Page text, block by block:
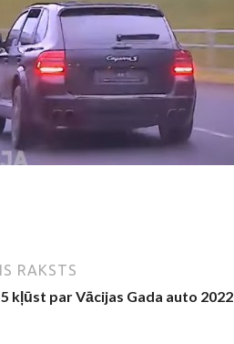
RAKSTS
kļūst par Vācijas Gada auto 2022